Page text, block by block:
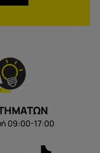
09:00-17:00